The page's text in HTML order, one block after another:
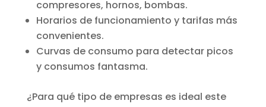
compresores, hornos, bombas.
Horarios de funcionamiento y tarifas más
convenientes.
Curvas de consumo para detectar picos
y consumos fantasma.
¿Para qué tipo de empresas es ideal este